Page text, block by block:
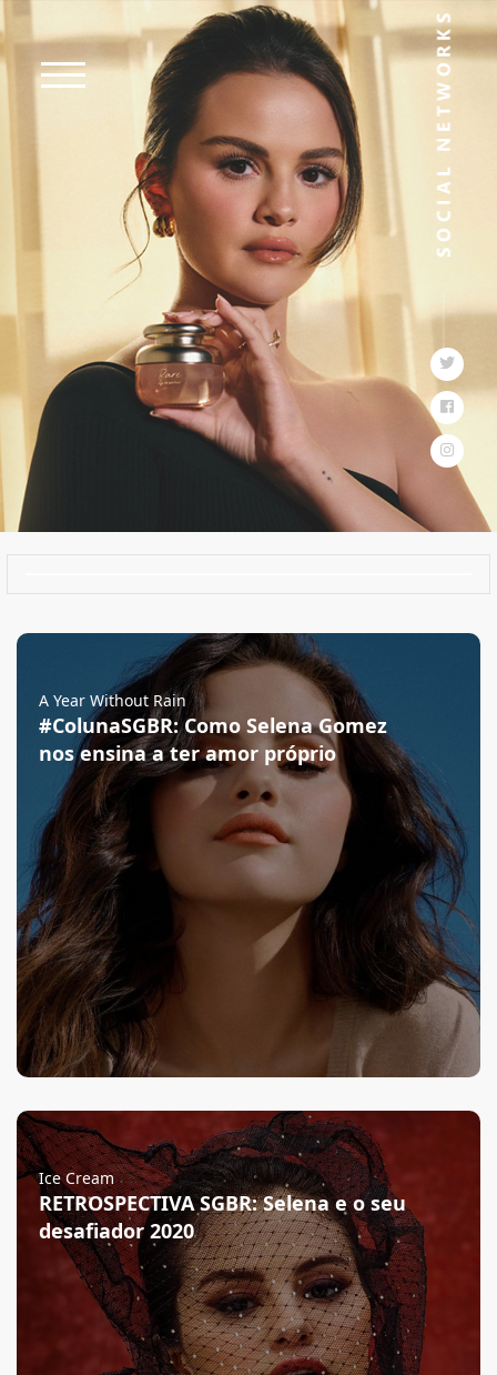
A Year Without Rain
#ColunaSGBR: Como Selena Gomez
nos ensina a ter amor próprio
Ice Cream
RETROSPECTIVA SGBR: Selena e o seu
desafiador 2020